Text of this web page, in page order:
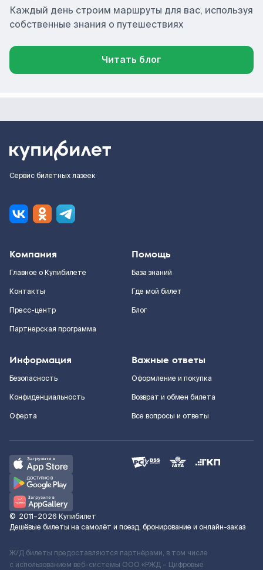
Каждый день строим маршруты для вас, используя
собственные знания о путешествиях
Читать блог
Сервис билетных лазеек
Компания
Главное о Купибилете
Контакты
Пресс-центр
Партнерская программа
Помощь
База знаний
Где мой билет
Блог
Информация
Безопасность
Конфиденциальность
Оферта
Важные ответы
Оформление и покупка
Возврат и обмен билета
Все вопросы и ответы
© 2011–2026 Купибилет
Дешёвые билеты на самолёт и поезд, бронирование и онлайн-заказ
Ж/Д билеты предоставляются партнёрами, в том числе
с использованием веб-системы ООО «РЖД – Цифровые